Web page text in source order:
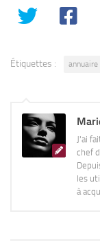
Étiquettes : annuaire
J'ai
chef
les
à